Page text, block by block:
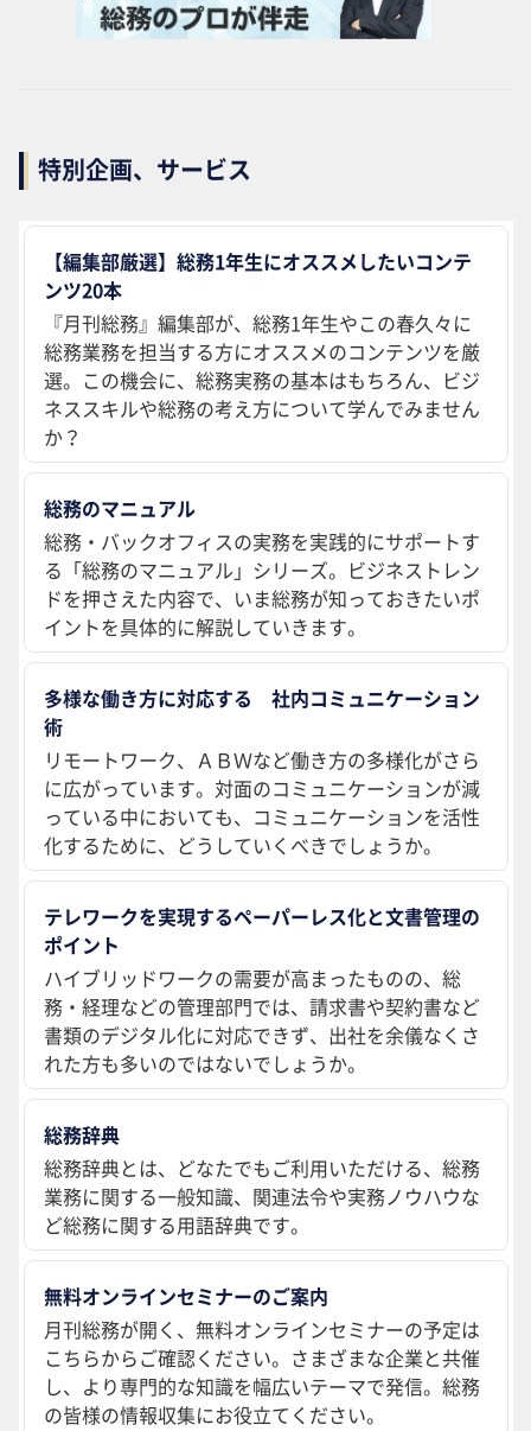
特別企画、サービス
【編集部厳選】総務1年生にオススメしたいコンテ
ンツ20本
『月刊総務』編集部が、総務1年生やこの春久々に
総務業務を担当する方にオススメのコンテンツを厳
選。この機会に、総務実務の基本はもちろん、ビジ
ネススキルや総務の考え方について学んでみません
か？
総務のマニュアル
総務・バックオフィスの実務を実践的にサポートす
る「総務のマニュアル」シリーズ。ビジネストレン
ドを押さえた内容で、いま総務が知っておきたいポ
イントを具体的に解説していきます。
多様な働き方に対応する 社内コミュニケーション
術
リモートワーク、ＡＢＷなど働き方の多様化がさら
に広がっています。対面のコミュニケーションが減
っている中においても、コミュニケーションを活性
化するために、どうしていくべきでしょうか。
テレワークを実現するペーパーレス化と文書管理の
ポイント
ハイブリッドワークの需要が高まったものの、総
務・経理などの管理部門では、請求書や契約書など
書類のデジタル化に対応できず、出社を余儀なくさ
れた方も多いのではないでしょうか。
総務辞典
総務辞典とは、どなたでもご利用いただける、総務
業務に関する一般知識、関連法令や実務ノウハウな
ど総務に関する用語辞典です。
無料オンラインセミナーのご案内
月刊総務が開く、無料オンラインセミナーの予定は
こちらからご確認ください。さまざまな企業と共催
し、より専門的な知識を幅広いテーマで発信。総務
の皆様の情報収集にお役立てください。